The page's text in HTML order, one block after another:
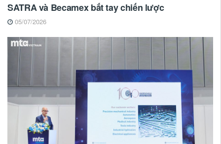
SATRA và Becamex bắt tay chiến lược
05/07/2026